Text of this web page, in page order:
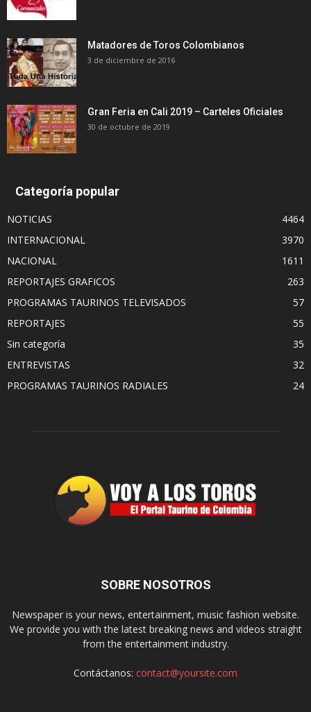
Matadores de Toros Colombianos
3 de diciembre de 2016
Gran Feria en Cali 2019 – Carteles Oficiales
30 de octubre de 2019
Categoría popular
NOTICIAS
4464
INTERNACIONAL
3970
NACIONAL
1611
REPORTAJES GRAFICOS
263
PROGRAMAS TAURINOS TELEVISADOS
57
REPORTAJES
55
Sin categoría
35
ENTREVISTAS
32
PROGRAMAS TAURINOS RADIALES
24
SOBRE NOSOTROS
Newspaper is your news, entertainment, music fashion website.
We provide you with the latest breaking news and videos straight
from the entertainment industry.
Contáctanos: contact@yoursite.com